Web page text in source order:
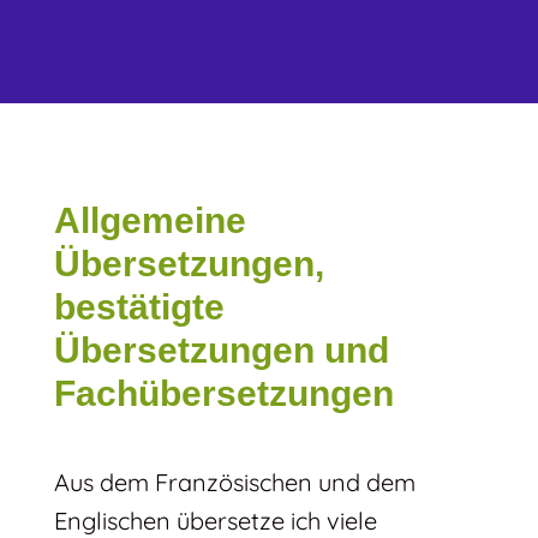
Allgemeine
Übersetzungen,
bestätigte
Übersetzungen und
Fachübersetzungen
Aus dem Französischen und dem
Englischen übersetze ich viele